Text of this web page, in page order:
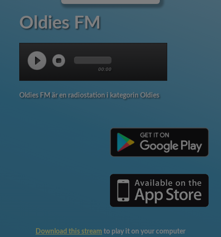
Oldies FM
00:00
Oldies FM är en radiostation i kategorin Oldies
Download this stream to play it on your computer